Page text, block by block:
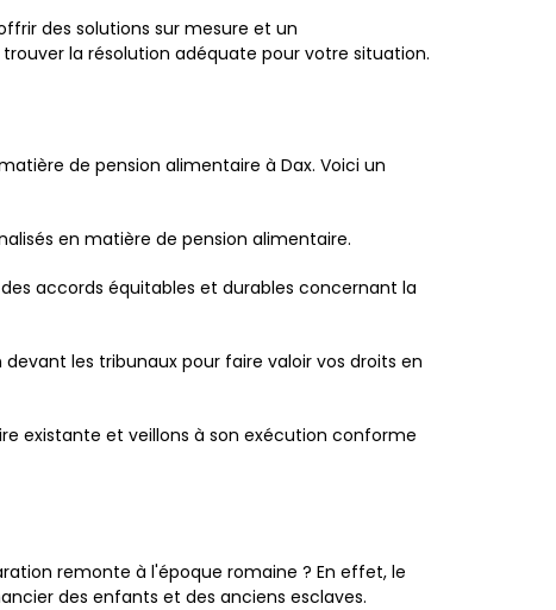
des solutions sur mesure et un
la résolution adéquate pour votre situation.
de pension alimentaire à Dax. Voici un
en matière de pension alimentaire.
accords équitables et durables concernant la
les tribunaux pour faire valoir vos droits en
existante et veillons à son exécution conforme
remonte à l'époque romaine ? En effet, le
des enfants et des anciens esclaves.